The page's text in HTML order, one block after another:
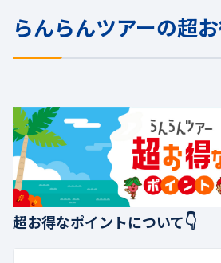
らんらんツアーの超
超お得なポイントについて👇